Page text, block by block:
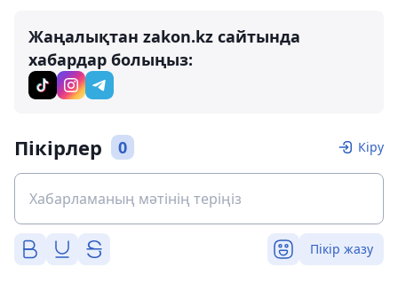
Жаңалықтан zakon.kz сайтында
хабардар болыңыз:
Пікірлер 0 Кіру
Пікір жазу